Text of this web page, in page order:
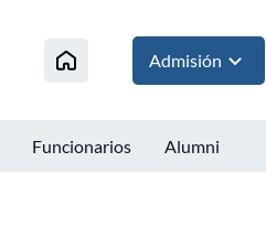
Admisión
Funcionarios Alumni